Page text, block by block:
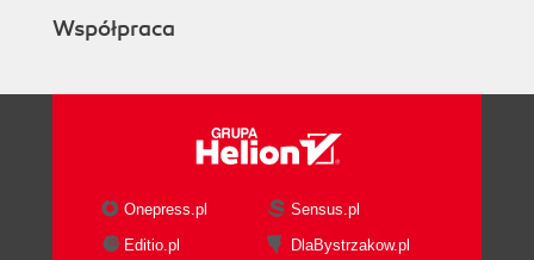
Format JPEG (94)
Dodatek B Skróty klawiaturowe (99)
Próba szybkości - mysz (100)
Próba szybkości - klawiatura (100)
Narzędzia (101)
Rozmiar pędzla (101)
Współpraca
Onepress.pl
Sensus.pl
Editio.pl
DlaBystrzakow.pl